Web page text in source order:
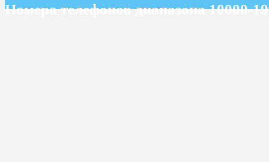
Номера телефонов диапазона 10000-